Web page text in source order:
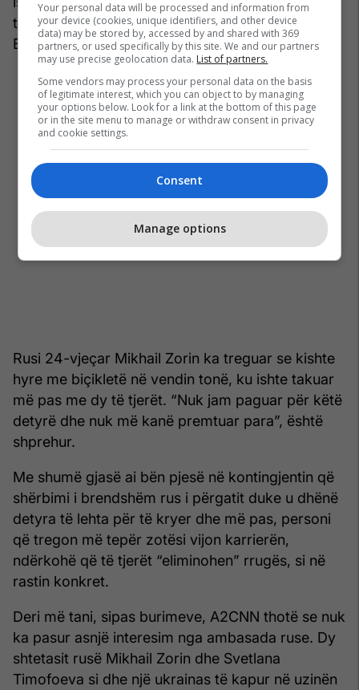
të fotografuar uzina dhe objekte ushtarake në
Ballkan.
Rusi 24-vjeçar Mikhail Zorin ka treguar se kishte
hyre me biçikletë në vendin tonë, ku ishte takuar
më pas me dy të tjerët. “Nuk jam paguar për këtë
detyrë dhe nuk më kanë premtuar para”, është
shprehur.
Me shumë gjasë ai bën pjesë në kontingjentin që
shërbimi i brendshëm rus i përgatit duke u dhënë
detyra të lehta për të kryer dhe më pas, personi
që tregon më tepër zotësi vijon karrierën,
ndërkohë që të tjerët “eliminohen” rrugës, si në
rastin konkret.
Deri më tani, sipas burimeve, A2CNN thotë se nuk
ka pasur asnjë interesim nga ambasada ruse. Dy
shtetasit rusë Mikhail Zorin dhe Svetlana
Timofoeva si dhe një ukrainas të kapur në uzinën
Your personal data will be processed and information from
your device (cookies, unique identifiers, and other device
data) may be stored by, accessed by and shared with 369
partners, or used specifically by this site. We and our partners
may use precise geolocation data. List of partners.
Some vendors may process your personal data on the basis
of legitimate interest, which you can object to by managing
your options below. Look for a link at the bottom of this page
or in the site menu to manage or withdraw consent in privacy
and cookie settings.
Consent
Manage options